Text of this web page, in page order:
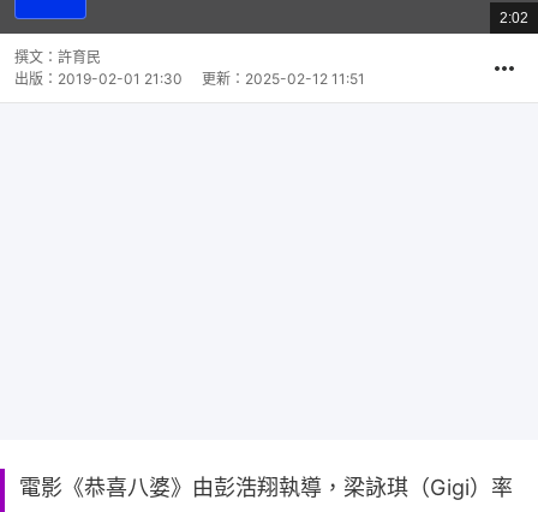
總
共
2:02
撰文： 許育民
出版： 2019-02-01 21:30 更新： 2025-02-12 11:51
電影《恭喜八婆》由彭浩翔執導，梁詠琪（Gigi）率